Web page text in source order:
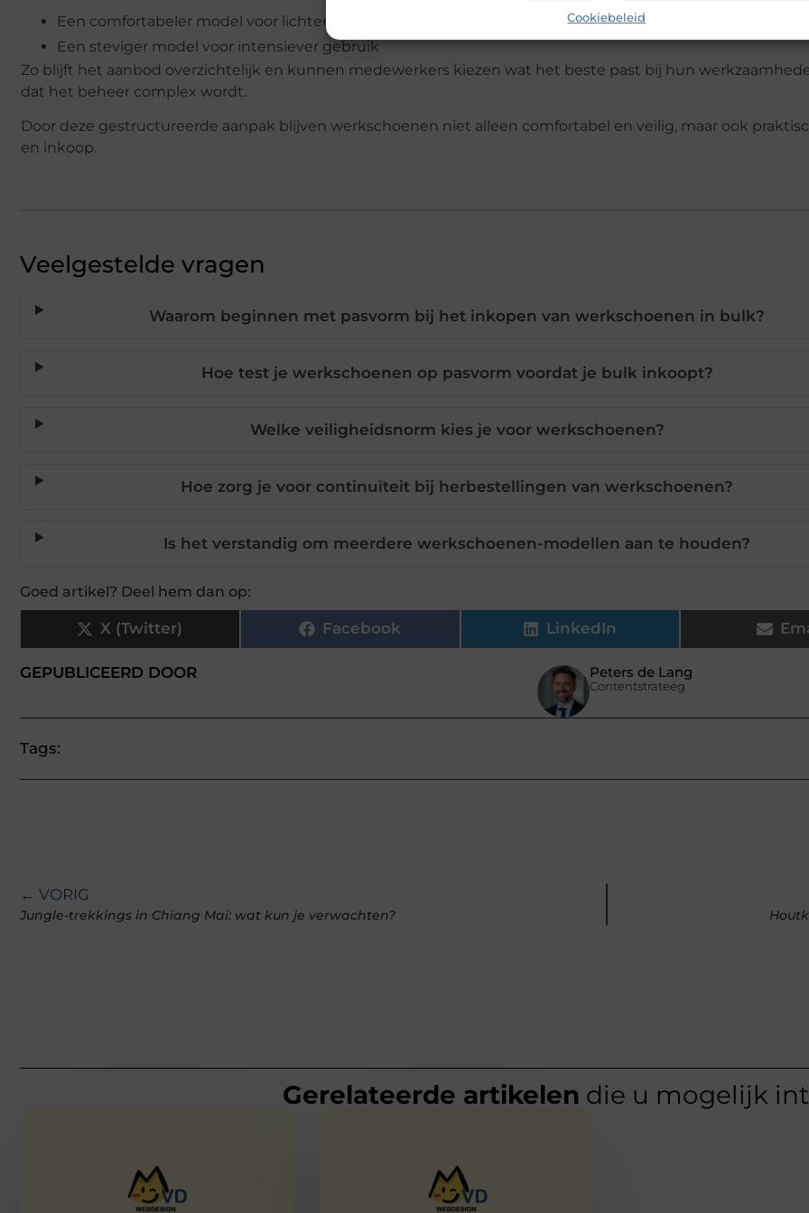
Cookiebeleid
Een comfortabeler model voor lichtere werkzaamheden
Een steviger model voor intensiever gebruik
Zo blijft het aanbod overzichtelijk en kunnen medewerkers kiezen wat het beste past bij hun
dat het beheer complex wordt.
Door deze gestructureerde aanpak blijven werkschoenen niet alleen comfortabel en veilig, maar ook
en inkoop.
Veelgestelde vragen
Waarom beginnen met pasvorm bij het inkopen van werkschoenen in bulk?
Hoe test je werkschoenen op pasvorm voordat je bulk inkoopt?
Welke veiligheidsnorm kies je voor werkschoenen?
Hoe zorg je voor continuïteit bij herbestellingen van werkschoenen?
Is het verstandig om meerdere werkschoenen-modellen aan te houden?
Goed artikel? Deel hem dan op:
X (Twitter) Facebook LinkedIn
GEPUBLICEERD DOOR Peters de Lang
Contentstrateeg
Tags:
← VORIG
Jungle-trekkings in Chiang Mai: wat kun je verwachten?
Gerelateerde artikelen die u mogelijk